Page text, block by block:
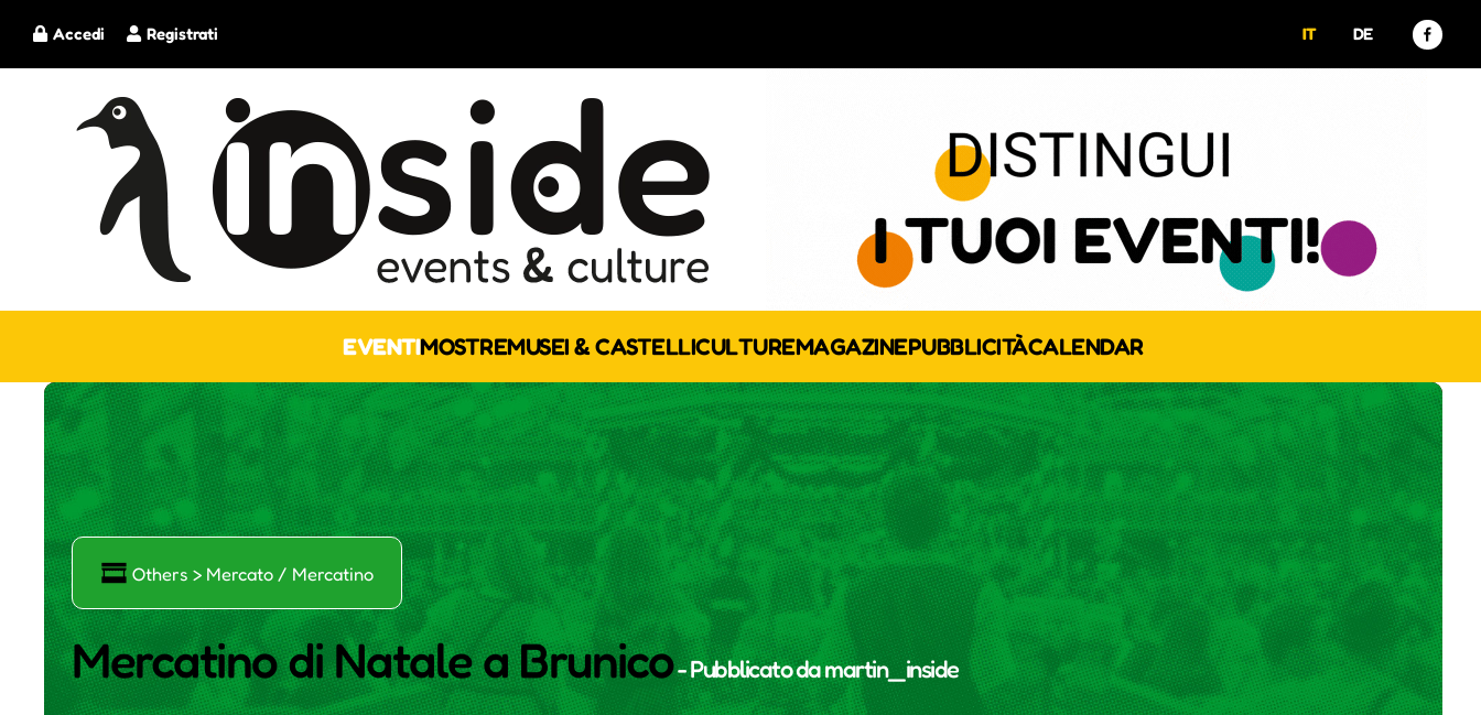
Registrati
Accedi IT DE
EVENTIMOSTREMUSEI & CASTELLICULTUREMAGAZINEPUBBLICITÀCALENDAR
Ő Others > Mercato / Mercatino
Mercatino di Natale a Brunico- Pubblicato damartin_inside